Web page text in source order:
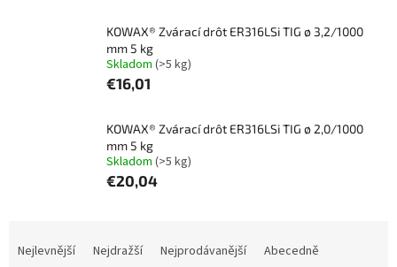
KOWAX® Zvárací drôt ER316LSi TIG ø 3,2/1000
mm 5 kg
Skladom (>5 kg)
€16,01
KOWAX® Zvárací drôt ER316LSi TIG ø 2,0/1000
mm 5 kg
Skladom (>5 kg)
€20,04
Nejlevnější Nejdražší Nejprodávanější Abecedně